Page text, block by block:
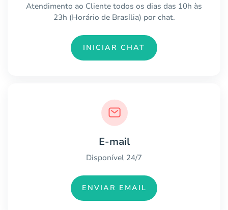
Atendimento ao Cliente todos os dias das 10h às
23h (Horário de Brasília) por chat.
INICIAR CHAT
E-mail
Disponível 24/7
ENVIAR EMAIL